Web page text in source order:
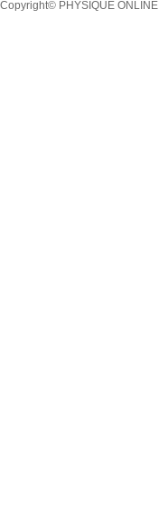
Copyright© PHYSIQUE ONLINE